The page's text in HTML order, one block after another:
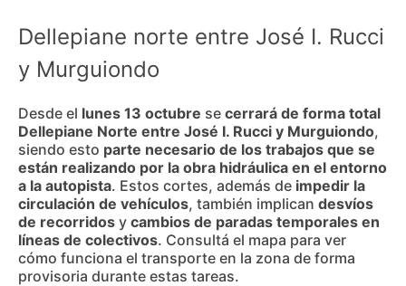
Dellepiane norte entre José I. Rucci
y Murguiondo
Desde el lunes 13 octubre se cerrará de forma total
Dellepiane Norte entre José I. Rucci y Murguiondo,
siendo esto parte necesario de los trabajos que se
están realizando por la obra hidráulica en el entorno
a la autopista. Estos cortes, además de impedir la
circulación de vehículos, también implican desvíos
de recorridos y cambios de paradas temporales en
líneas de colectivos. Consultá el mapa para ver
cómo funciona el transporte en la zona de forma
provisoria durante estas tareas.